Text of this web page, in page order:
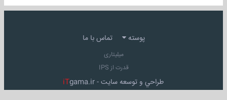
پوسته تماس با ما
میلیتاری
قدرت از IPS
طراحي و توسعه سايت - iTgama.ir